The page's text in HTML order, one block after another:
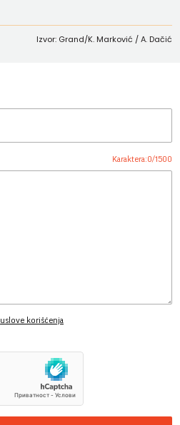
Izvor: Grand/K. Marković / A. Dačić
Karaktera:0/1500
uslove korišćenja